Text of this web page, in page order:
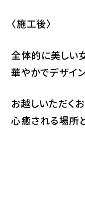
〈施工後〉
全体的に美しい
華やかでデザイ
お越しいただく
心癒される場所